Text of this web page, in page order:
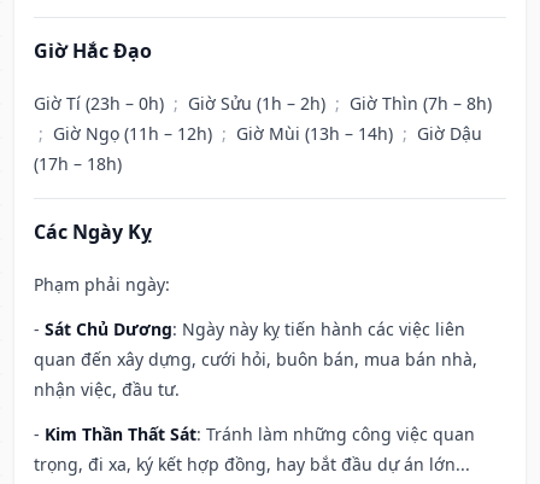
Giờ Hắc Đạo
Giờ Tí (23h – 0h) ; Giờ Sửu (1h – 2h) ; Giờ Thìn (7h – 8h)
; Giờ Ngọ (11h – 12h) ; Giờ Mùi (13h – 14h) ; Giờ Dậu
(17h – 18h)
Các Ngày Kỵ
Phạm phải ngày:
- Sát Chủ Dương: Ngày này kỵ tiến hành các việc liên
quan đến xây dựng, cưới hỏi, buôn bán, mua bán nhà,
nhận việc, đầu tư.
- Kim Thần Thất Sát: Tránh làm những công việc quan
trọng, đi xa, ký kết hợp đồng, hay bắt đầu dự án lớn...